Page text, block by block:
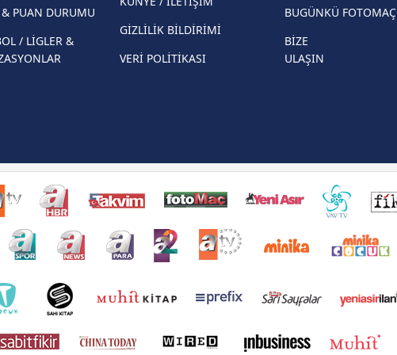
& PUAN DURUMU
/ LİGLER &
GİZLİLİK BİLDİRİMİ
VERİ POLİTİKASI
BUGÜNKÜ FOTOMAÇ
BİZE
ULAŞIN